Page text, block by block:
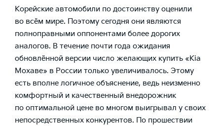
Корейские автомобили по достоинству оценили
во всём мире. Поэтому сегодня они являются
полноправными оппонентами более дорогих
аналогов. В течение почти года ожидания
обновлённой версии число желающих купить «Kia
Мохаве» в России только увеличивалось. Этому
есть вполне логичное объяснение, ведь неизменно
комфортный и качественный внедорожник
по оптимальной цене во многом выигрывал у своих
непосредственных конкурентов. По прошествии